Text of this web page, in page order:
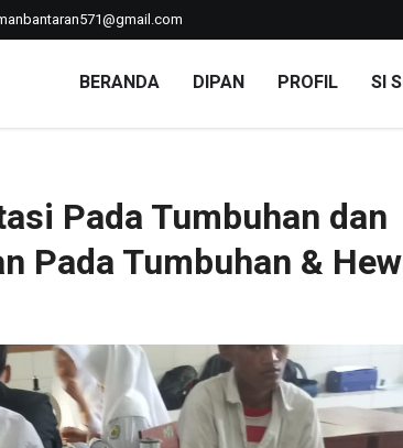
BERANDA DIPAN PROFIL SI
Pada Tumbuhan dan Pengamatan
Pada Tumbuhan dan
Pada Tumbuhan &